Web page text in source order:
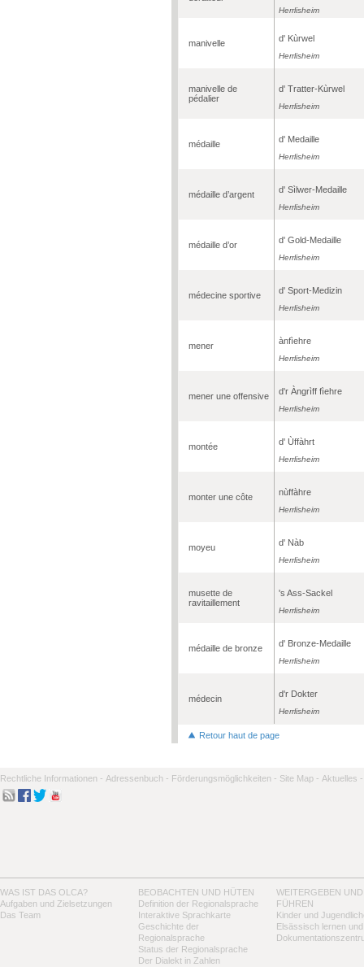
Herrlisheim
manivelle d' Kùrwel
Herrlisheim
manivelle de
pédalier
d' Tratter-Kùrwel
Herrlisheim
médaille d' Medaille
Herrlisheim
médaille d’argent d' Sìlwer-Medaille
Herrlisheim
médaille d’or d' Gold-Medaille
Herrlisheim
médecine sportive d' Sport-Medizin
Herrlisheim
mener ànfìehre
Herrlisheim
mener une offensive d'r Àngrìff fìehre
Herrlisheim
montée d' Ùffàhrt
Herrlisheim
monter une côte nùffàhre
Herrlisheim
moyeu d' Nàb
Herrlisheim
musette de
ravitaillement
's Ass-Sackel
Herrlisheim
médaille de bronze d' Bronze-Medaille
Herrlisheim
médecin d'r Dokter
Herrlisheim
Retour haut de page
Rechtliche Informationen - Adressenbuch - Förderungsmöglichkeiten - Site Map - Aktuelles -
WAS IST DAS OLCA?
Aufgaben und Zielsetzungen
Das Team
BEOBACHTEN UND HÜTEN
Definition der Regionalsprache
Interaktive Sprachkarte
Geschichte der
Regionalsprache
Status der Regionalsprache
Der Dialekt in Zahlen
WEITERGEBEN UND
FÜHREN
Kinder und
Elsässisch lernen